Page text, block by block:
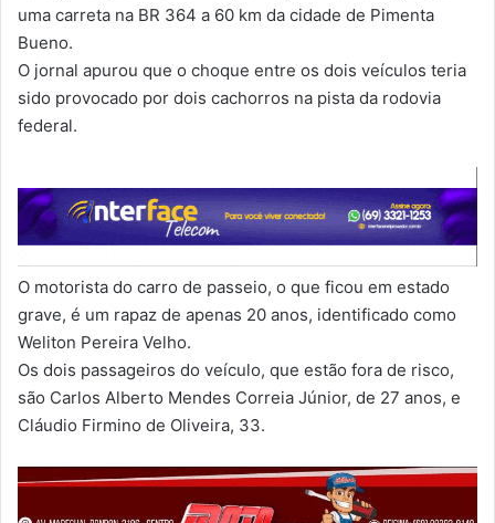
uma carreta na BR 364 a 60 km da cidade de Pimenta
Bueno.
O jornal apurou que o choque entre os dois veículos teria
sido provocado por dois cachorros na pista da rodovia
federal.
O motorista do carro de passeio, o que ficou em estado
grave, é um rapaz de apenas 20 anos, identificado como
Weliton Pereira Velho.
Os dois passageiros do veículo, que estão fora de risco,
são Carlos Alberto Mendes Correia Júnior, de 27 anos, e
Cláudio Firmino de Oliveira, 33.